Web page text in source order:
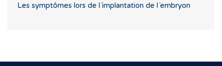
Les symptômes lors de l´implantation de l´embryon